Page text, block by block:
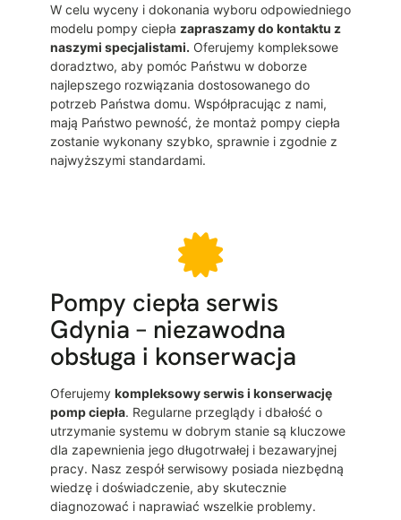
W celu wyceny i dokonania wyboru odpowiedniego
modelu pompy ciepła zapraszamy do kontaktu z
naszymi specjalistami. Oferujemy kompleksowe
doradztwo, aby pomóc Państwu w doborze
najlepszego rozwiązania dostosowanego do
potrzeb Państwa domu. Współpracując z nami,
mają Państwo pewność, że montaż pompy ciepła
zostanie wykonany szybko, sprawnie i zgodnie z
najwyższymi standardami.
Pompy ciepła serwis
Gdynia – niezawodna
obsługa i konserwacja
Oferujemy kompleksowy serwis i konserwację
pomp ciepła. Regularne przeglądy i dbałość o
utrzymanie systemu w dobrym stanie są kluczowe
dla zapewnienia jego długotrwałej i bezawaryjnej
pracy. Nasz zespół serwisowy posiada niezbędną
wiedzę i doświadczenie, aby skutecznie
diagnozować i naprawiać wszelkie problemy.